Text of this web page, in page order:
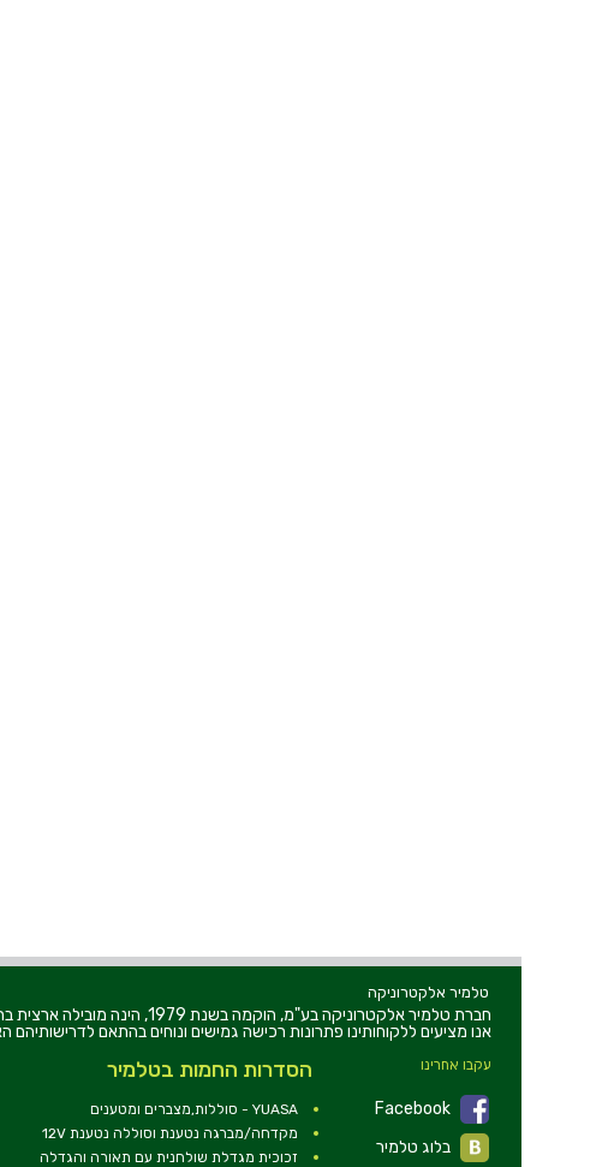
טלמיר אלקטרוניקה
חברת טלמיר אלקטרוניקה בע"מ,
אנו מציעים ללקוחותינו פתרונות רכישה גמישים ונוחים בהתאם לדרישותיהם
עקבו אחרינו
Facebook
הסדרות החמות בטלמיר
YUASA - סוללות,מצברים ומטענים
מקדחה/מברגה נטענת וסוללה נטענת 12V
זכוכית מגדלת שולחנית עם תאורה והגדלה